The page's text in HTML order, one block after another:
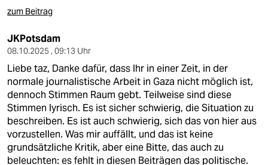
zum Beitrag
JKPotsdam
08.10.2025 , 09:13 Uhr
Liebe taz, Danke dafür, dass Ihr in einer Zeit, in der
normale journalistische Arbeit in Gaza nicht möglich ist,
dennoch Stimmen Raum gebt. Teilweise sind diese
Stimmen lyrisch. Es ist sicher schwierig, die Situation zu
beschreiben. Es ist auch schwierig, sich das von hier aus
vorzustellen. Was mir auffällt, und das ist keine
grundsätzliche Kritik, aber eine Bitte, das auch zu
beleuchten: es fehlt in diesen Beiträgen das politische.